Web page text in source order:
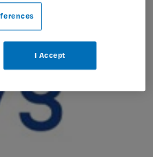
I Accept